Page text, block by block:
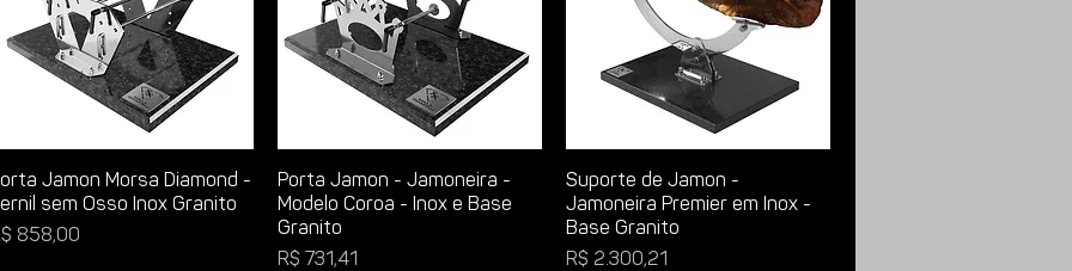
Jamon Morsa Diamond -
sem Osso Inox Granito
858,00
Porta Jamon - Jamoneira -
Modelo Coroa - Inox e Base
Granito
Preço
R$ 731,41
Suporte de Jamon -
Jamoneira Premier em Inox -
Base Granito
Preço
R$ 2.300,21